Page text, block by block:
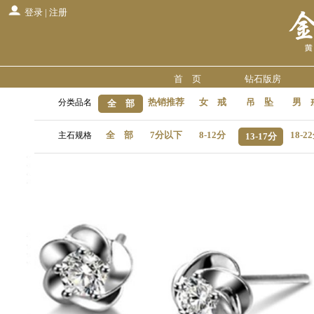
登录 | 注册
首 页 钻石版房
分类品名 全 部 热销推荐 女 戒 吊 坠 男
主石规格 全 部 7分以下 8-12分 13-17分 18-